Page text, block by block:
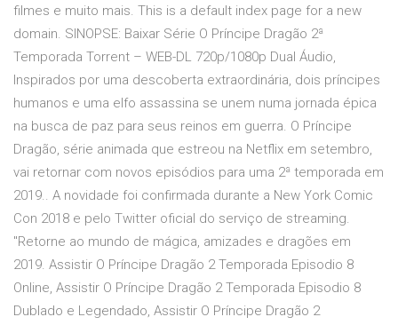
filmes e muito mais. This is a default index page for a new
domain. SINOPSE: Baixar Série O Príncipe Dragão 2ª
Temporada Torrent – WEB-DL 720p/1080p Dual Áudio,
Inspirados por uma descoberta extraordinária, dois príncipes
humanos e uma elfo assassina se unem numa jornada épica
na busca de paz para seus reinos em guerra. O Príncipe
Dragão, série animada que estreou na Netflix em setembro,
vai retornar com novos episódios para uma 2ª temporada em
2019.. A novidade foi confirmada durante a New York Comic
Con 2018 e pelo Twitter oficial do serviço de streaming.
"Retorne ao mundo de mágica, amizades e dragões em
2019. Assistir O Príncipe Dragão 2 Temporada Episodio 8
Online, Assistir O Príncipe Dragão 2 Temporada Episodio 8
Dublado e Legendado, Assistir O Príncipe Dragão 2